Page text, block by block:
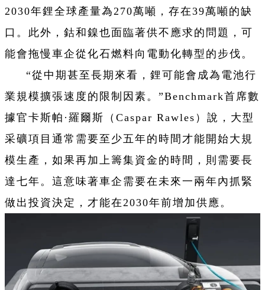
2030年鋰全球產量為270萬噸，存在39萬噸的缺
口。此外，鈷和鎳也面臨著供不應求的問題，可
能會拖慢車企從化石燃料向電動化轉型的步伐。
“從中期甚至長期來看，鋰可能會成為電池行
業規模擴張速度的限制因素。”Benchmark首席數
據官卡斯帕·羅爾斯（Caspar Rawles）說，大型
采礦項目通常需要至少五年的時間才能開始大規
模生產，如果再加上籌集資金的時間，則需要長
達七年。這意味著車企需要在未來一兩年內抓緊
做出投資決定，才能在2030年前增加供應。